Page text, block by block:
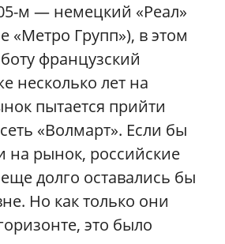
м — немецкий «Реал»
«Метро Групп»), в этом
французский
несколько лет на
пытается прийти
«Волмарт». Если бы
рынок, российские
долго оставались бы
Но как только они
это было